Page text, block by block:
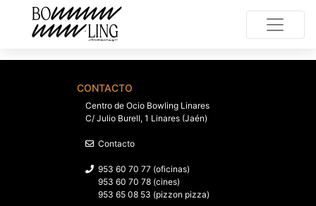
CONTACTO
Centro de Ocio Bowling Linares
C/ Julio Burell, 1 Linares (Jaén)
Contacto
953 60 70 77 (oficinas)
953 60 70 78 (cines)
953 65 08 53 (pizzon pizza)